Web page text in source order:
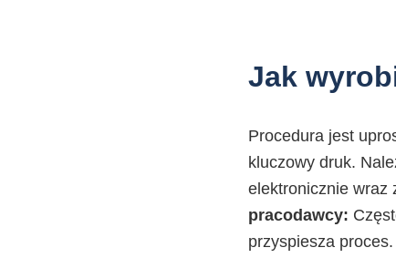
Jak
Procedura jest
kluczowy druk.
elektronicznie wraz
pracodawcy:
przyspiesza proces.